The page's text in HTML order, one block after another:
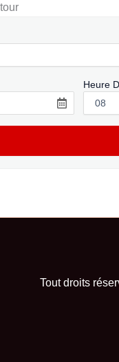
Heure
Tout droits